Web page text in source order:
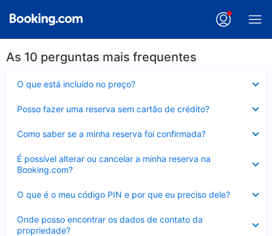
As 10 perguntas mais frequentes
O que está incluído no preço?
Posso fazer uma reserva sem cartão de crédito?
Como saber se a minha reserva foi confirmada?
É possível alterar ou cancelar a minha reserva na
Booking.com?
Contraído
O que é o meu código PIN e por que eu preciso dele?
Onde posso encontrar os dados de contato da
propriedade?